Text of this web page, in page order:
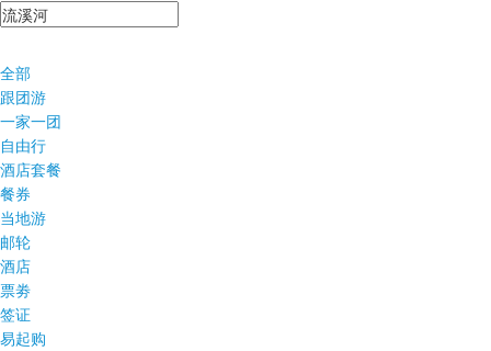
全部
跟团游
一家一团
自由行
酒店套餐
餐券
当地游
邮轮
酒店
票劵
签证
易起购